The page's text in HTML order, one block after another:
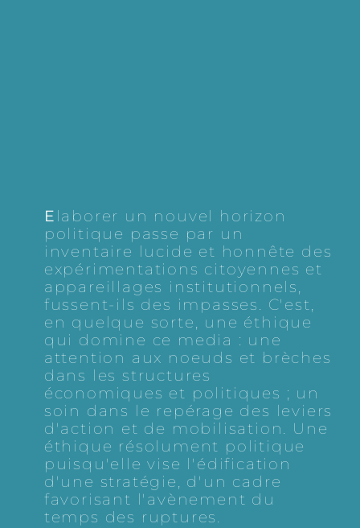
E laborer un nouvel horizon
politique passe par un
inventaire lucide et honnête des
expérimentations citoyennes et
appareillages institutionnels,
fussent-ils des impasses. C'est,
en quelque sorte, une éthique
qui domine ce media : une
attention aux noeuds et brèches
dans les structures
économiques et politiques ; un
soin dans le repérage des leviers
d'action et de mobilisation. Une
éthique résolument politique
puisqu'elle vise l'édification
d'une stratégie, d'un cadre
favorisant l'avènement du
temps des ruptures.